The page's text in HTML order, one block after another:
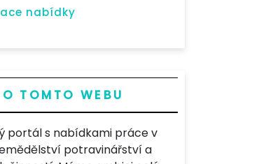
nabídky
O TOMTO WEBU
portál s nabídkami práce v
potravinářství a